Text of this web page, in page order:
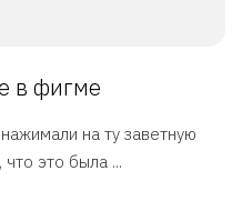
в фигме
на ту заветную
это была ...